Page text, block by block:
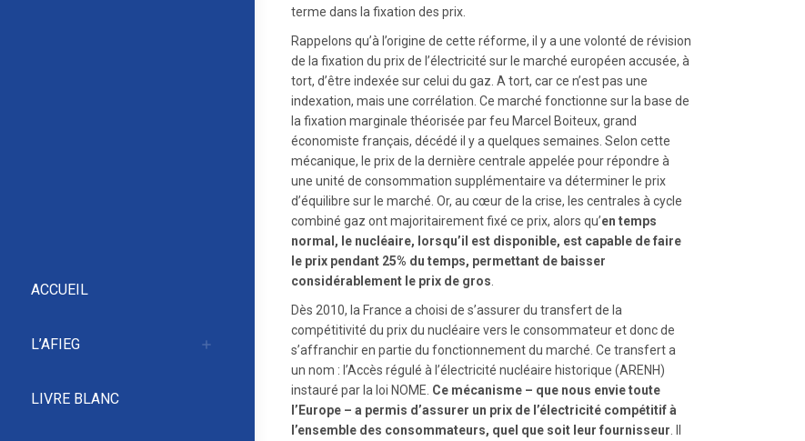
ACCUEIL
L’AFIEG
LIVRE BLANC
terme dans la fixation des prix.
Rappelons qu’à l’origine de cette réforme, il y a une volonté de révision
de la fixation du prix de l’électricité sur le marché européen accusée, à
tort, d’être indexée sur celui du gaz. A tort, car ce n’est pas une
indexation, mais une corrélation. Ce marché fonctionne sur la base de
la fixation marginale théorisée par feu Marcel Boiteux, grand
économiste français, décédé il y a quelques semaines. Selon cette
mécanique, le prix de la dernière centrale appelée pour répondre à
une unité de consommation supplémentaire va déterminer le prix
d’équilibre sur le marché. Or, au cœur de la crise, les centrales à cycle
combiné gaz ont majoritairement fixé ce prix, alors qu’en temps
normal, le nucléaire, lorsqu’il est disponible, est capable de faire
le prix pendant 25% du temps, permettant de baisser
considérablement le prix de gros
Dès 2010, la France a choisi de s’assurer du transfert de la
compétitivité du prix du nucléaire vers le consommateur et donc de
s’affranchir en partie du fonctionnement du marché. Ce transfert a
un nom : l’Accès régulé à l’électricité nucléaire historique (ARENH)
instauré par la loi NOME. Ce mécanisme – que nous envie toute
l’Europe – a permis d’assurer un prix de l’électricité compétitif à
l’ensemble des consommateurs, quel que soit leur fournisseur . Il